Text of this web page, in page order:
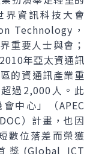
界資訊科技大會
Technology ，
重要人士與會；
年亞太資通訊
的資通訊產業重
過2,000人。此
中心」（APEC
）計畫，也因
數位落差而榮獲
獎(Global ICT